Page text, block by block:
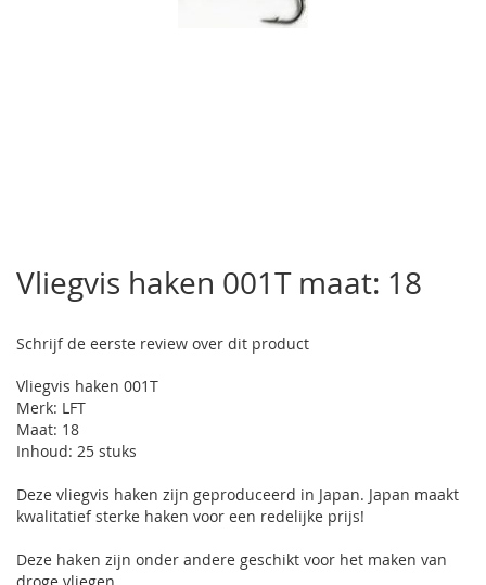
het
begin
de
gallerij
Vliegvis haken 001T maat: 18
Schrijf de eerste review over dit product
Vliegvis haken 001T
Merk: LFT
Maat: 18
Inhoud: 25 stuks
Deze vliegvis haken zijn geproduceerd in Japan. Japan maakt
kwalitatief sterke haken voor een redelijke prijs!
Deze haken zijn onder andere geschikt voor het maken van